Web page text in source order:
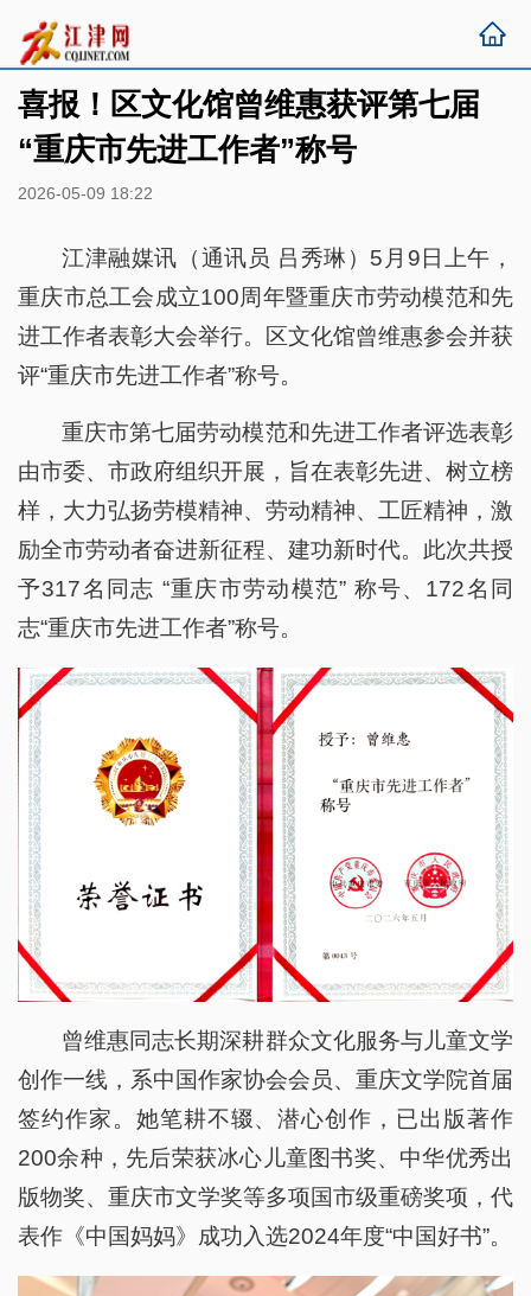
喜报！区文化馆曾维惠获评第七届
“重庆市先进工作者”称号
2026-05-09 18:22
江津融媒讯（通讯员 吕秀琳）5月9日上午，
重庆市总工会成立100周年暨重庆市劳动模范和先
进工作者表彰大会举行。区文化馆曾维惠参会并获
评“重庆市先进工作者”称号。
重庆市第七届劳动模范和先进工作者评选表彰
由市委、市政府组织开展，旨在表彰先进、树立榜
样，大力弘扬劳模精神、劳动精神、工匠精神，激
励全市劳动者奋进新征程、建功新时代。此次共授
予317名同志 “重庆市劳动模范” 称号、172名同
志“重庆市先进工作者”称号。
曾维惠同志长期深耕群众文化服务与儿童文学
创作一线，系中国作家协会会员、重庆文学院首届
签约作家。她笔耕不辍、潜心创作，已出版著作
200余种，先后荣获冰心儿童图书奖、中华优秀出
版物奖、重庆市文学奖等多项国市级重磅奖项，代
表作《中国妈妈》成功入选2024年度“中国好书”。